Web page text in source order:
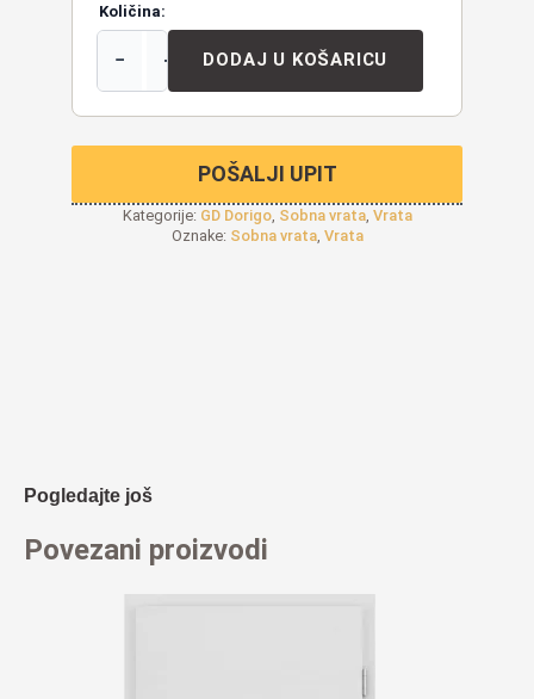
Količina:
− + DODAJ U KOŠARICU
POŠALJI UPIT
Kategorije: GD Dorigo, Sobna vrata, Vrata
Oznake: Sobna vrata, Vrata
Pogledajte još
Povezani proizvodi